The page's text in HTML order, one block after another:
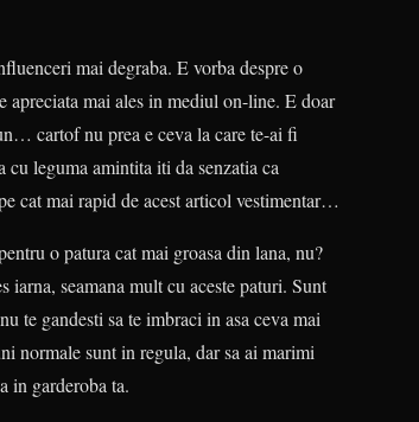
mai degraba. E vorba despre o
apreciata mai ales in mediul on-line. E doar
cartof nu prea e ceva la care te-ai fi
cu leguma amintita iti da senzatia ca
cat mai rapid de acest articol vestimentar…
o patura cat mai groasa din lana, nu?
seamana mult cu aceste paturi. Sunt
te gandesti sa te imbraci in asa ceva mai
normale sunt in regula, dar sa ai marimi
in garderoba ta.